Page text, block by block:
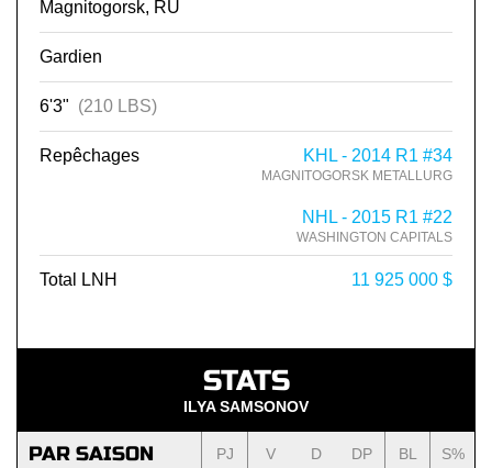
Magnitogorsk, RU
Gardien
6'3" (210 LBS)
Repêchages KHL - 2014 R1 #34
MAGNITOGORSK METALLURG
NHL - 2015 R1 #22
WASHINGTON CAPITALS
Total LNH 11 925 000 $
STATS
ILYA SAMSONOV
PAR SAISON PJ V D DP BL S%